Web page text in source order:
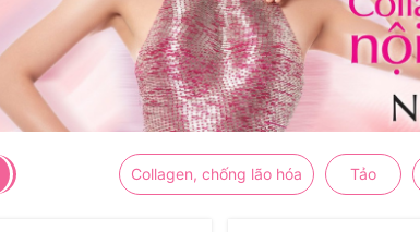
Collagen, chống lão hóa Tảo